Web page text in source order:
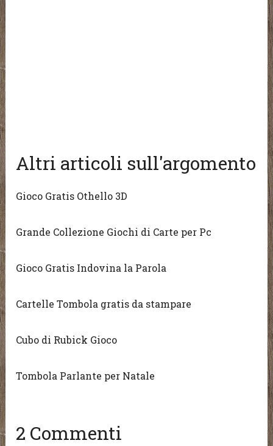
Altri articoli sull'argomento
Gioco Gratis Othello 3D
Grande Collezione Giochi di Carte per Pc
Gioco Gratis Indovina la Parola
Cartelle Tombola gratis da stampare
Cubo di Rubick Gioco
Tombola Parlante per Natale
2 Commenti